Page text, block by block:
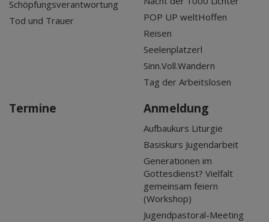
Schöpfungsverantwortung
Tod und Trauer
POP UP weltHoffen
Reisen
Seelenplatzerl
Sinn.Voll.Wandern
Tag der Arbeitslosen
Termine Anmeldung
Aufbaukurs Liturgie
Basiskurs Jugendarbeit
Generationen im
Gottesdienst? Vielfalt
gemeinsam feiern
(Workshop)
Jugendpastoral-Meeting